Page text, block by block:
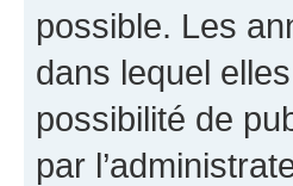
possible. Les
dans lequel
possibilité de
par